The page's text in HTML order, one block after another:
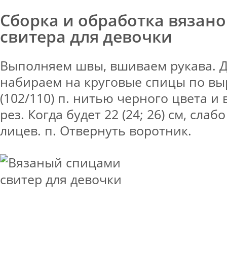
Сборка и обработка
свитера для девочки
Выполняем швы, вшиваем рукава.
набираем на круговые спицы по
(102/110) п. нитью черного цвета
рез. Когда будет 22 (24; 26) см,
лицев. п. Отвернуть воротник.